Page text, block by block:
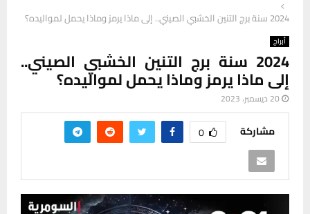
2024 سنة برج التنين الخشبي الصيني.. إلى ماذا يرمز وماذا يحمل لمواليده؟
أبراج
2024 سنة برج التنين الخشبي الصيني..
إلى ماذا يرمز وماذا يحمل لمواليده؟
20 ديسمبر، 2023
مشاركة 0